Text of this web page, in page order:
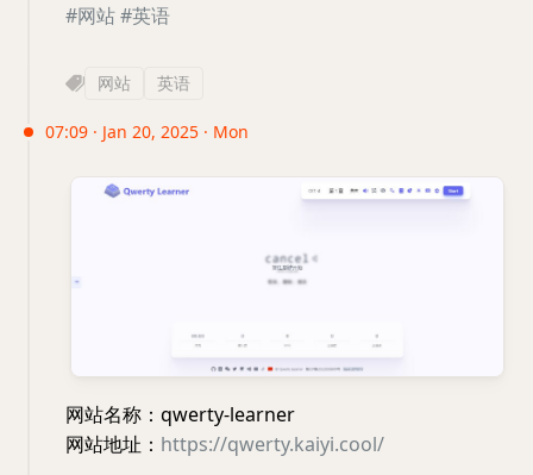
#网站#英语
网站 英语
07:09 · Jan 20, 2025 · Mon
网站名称：qwerty-learner
网站地址： https://qwerty.kaiyi.cool/